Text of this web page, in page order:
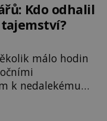
Kdo odhalil
málo hodin
k nedalekému
ranec s